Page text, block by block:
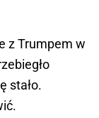
z Trumpem w
stało.